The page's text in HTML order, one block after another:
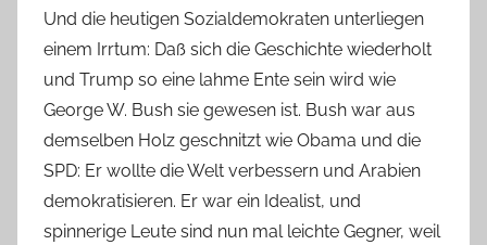
Und die heutigen Sozialdemokraten unterliegen
einem Irrtum: Daß sich die Geschichte wiederholt
und Trump so eine lahme Ente sein wird wie
George W. Bush sie gewesen ist. Bush war aus
demselben Holz geschnitzt wie Obama und die
SPD: Er wollte die Welt verbessern und Arabien
demokratisieren. Er war ein Idealist, und
spinnerige Leute sind nun mal leichte Gegner, weil